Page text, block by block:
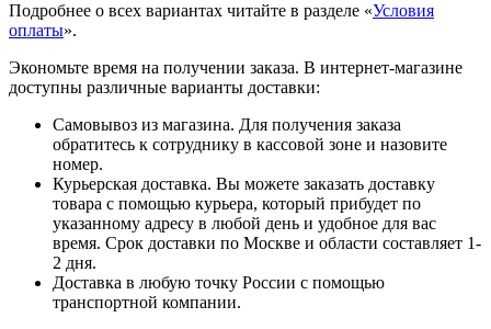
Подробнее о всех вариантах читайте в разделе «Условия
оплаты».
Экономьте время на получении заказа. В интернет-магазине
доступны различные варианты доставки:
Самовывоз из магазина. Для получения заказа
обратитесь к сотруднику в кассовой зоне и назовите
номер.
Курьерская доставка. Вы можете заказать доставку
товара с помощью курьера, который прибудет по
указанному адресу в любой день и удобное для вас
время. Срок доставки по Москве и области составляет 1-
2 дня.
Доставка в любую точку России с помощью
транспортной компании.